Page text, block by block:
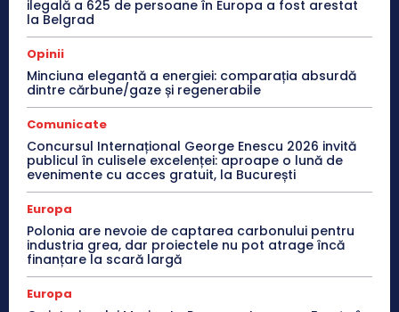
ilegală a 625 de persoane în Europa a fost arestat
la Belgrad
Opinii
Minciuna elegantă a energiei: comparația absurdă
dintre cărbune/gaze și regenerabile
Comunicate
Concursul Internațional George Enescu 2026 invită
publicul în culisele excelenței: aproape o lună de
evenimente cu acces gratuit, la București
Europa
Polonia are nevoie de captarea carbonului pentru
industria grea, dar proiectele nu pot atrage încă
finanțare la scară largă
Europa